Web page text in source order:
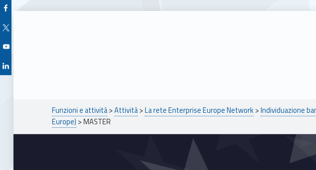
Facebook Unioncamere Veneto
Twitter Unioncamere Veneto
Youtube Unioncamere Veneto
Linkedin Unioncamere Veneto
Breadcrumbs navigation
Funzioni e attività>Attività>La rete Enterprise Europe Network>Individuazione
Europe) >MASTER